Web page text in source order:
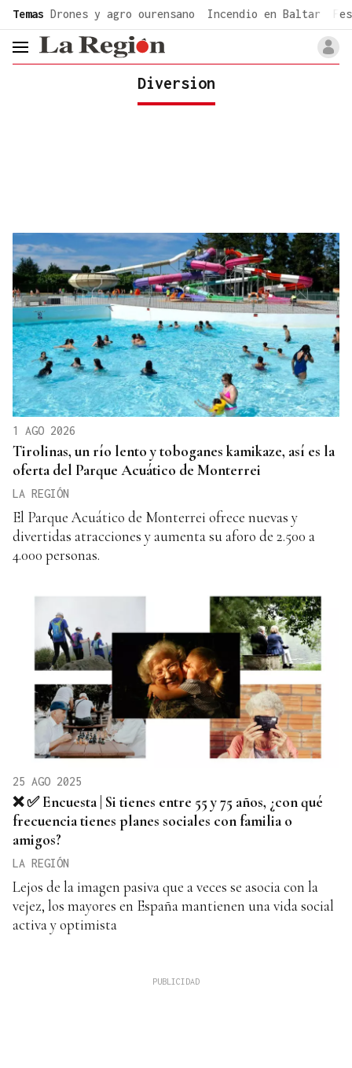
Temas Drones y agro ourensano Incendio en Baltar
header.menu.open
Diversion
1 AGO 2026
Tirolinas, un río lento y toboganes kamikaze, así es la
oferta del Parque Acuático de Monterrei
LA REGIÓN
El Parque Acuático de Monterrei ofrece nuevas y
divertidas atracciones y aumenta su aforo de 2.500 a
4.000 personas.
25 AGO 2025
❌ ✅ Encuesta | Si tienes entre 55 y 75 años, ¿con qué
frecuencia tienes planes sociales con familia o
amigos?
LA REGIÓN
Lejos de la imagen pasiva que a veces se asocia con la
vejez, los mayores en España mantienen una vida social
activa y optimista